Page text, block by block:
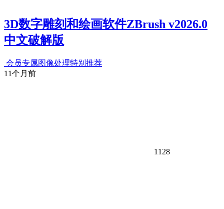
3D数字雕刻和绘画软件ZBrush v2026.0
中文破解版
会员专属图像处理特别推荐
11个月前
1128